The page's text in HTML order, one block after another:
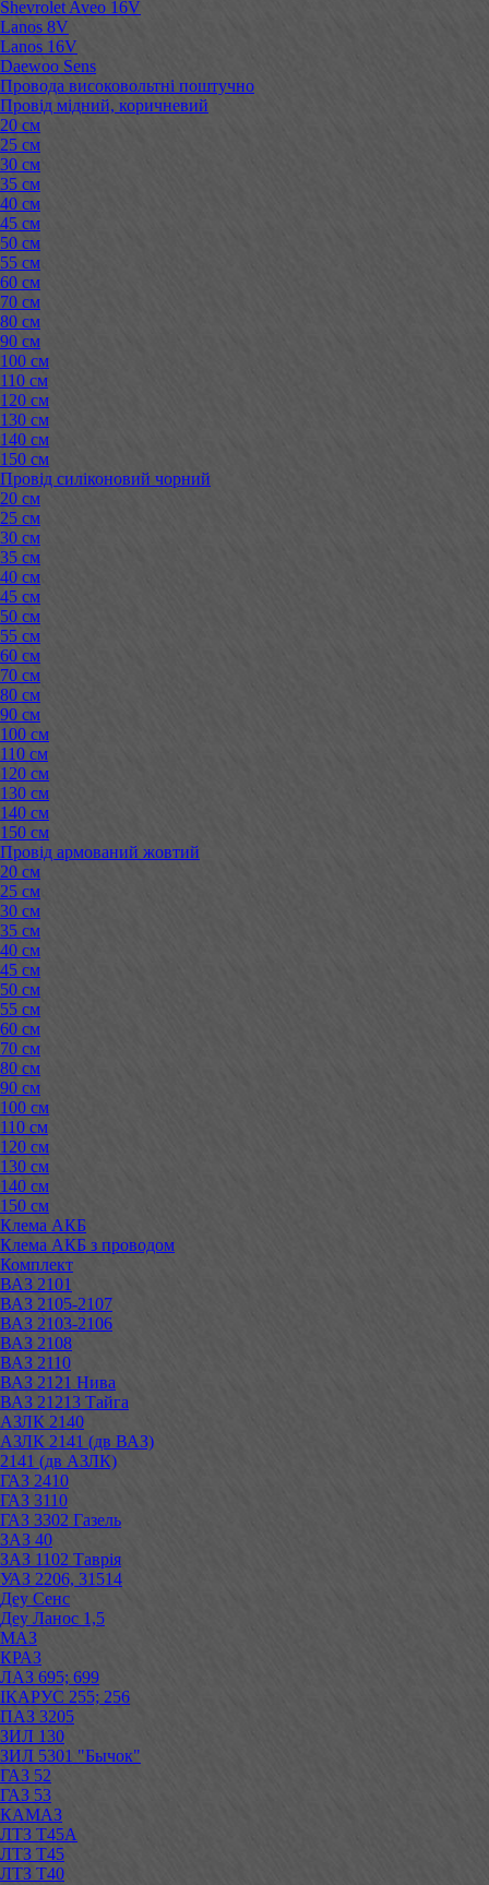
Shevrolet Aveo 16V
Lanos 8V
Lanos 16V
Daewoo Sens
Провода високовольтні поштучно
Провід мідний, коричневий
20 см
25 см
30 см
35 см
40 см
45 см
50 см
55 см
60 см
70 см
80 см
90 см
100 см
110 см
120 см
130 см
140 см
150 см
Провід силіконовий чорний
20 см
25 см
30 см
35 см
40 см
45 см
50 см
55 см
60 см
70 см
80 см
90 см
100 см
110 см
120 см
130 см
140 см
150 см
Провід армований жовтий
20 см
25 см
30 см
35 см
40 см
45 см
50 см
55 см
60 см
70 см
80 см
90 см
100 см
110 см
120 см
130 см
140 см
150 см
Клема АКБ
Клема АКБ з проводом
Комплект
ВАЗ 2101
ВАЗ 2105-2107
ВАЗ 2103-2106
ВАЗ 2108
ВАЗ 2110
ВАЗ 2121 Нива
ВАЗ 21213 Тайга
АЗЛК 2140
АЗЛК 2141 (дв ВАЗ)
2141 (дв АЗЛК)
ГАЗ 2410
ГАЗ 3110
ГАЗ 3302 Газель
ЗАЗ 40
ЗАЗ 1102 Таврія
УАЗ 2206, 31514
Деу Сенс
Деу Ланос 1,5
МАЗ
КРАЗ
ЛАЗ 695; 699
ІКАРУС 255; 256
ПАЗ 3205
ЗИЛ 130
ЗИЛ 5301 "Бычок"
ГАЗ 52
ГАЗ 53
КАМАЗ
ЛТЗ Т45А
ЛТЗ Т45
ЛТЗ Т40